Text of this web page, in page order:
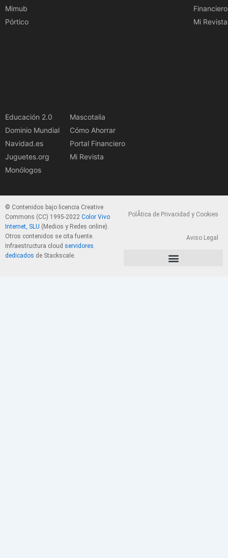
Mimub
Pórtico
Financiero
Mi Revista
Educación 2.0
Dominio Mundial
Navidad.es
Juguetes.org
Monólogos
Mascotalia
Cómo Ahorrar
Portal Financiero
Mi Revista
© Contenidos bajo licencia Creative
Commons (CC) 1995-2022 Color Vivo
Internet, SLU (Medios y Redes online).
Otros contenidos se cita fuente.
Infraestructura cloud servidores
dedicados de Stackscale.
PolÃ­tica de Privacidad y Cookies
Aviso Legal